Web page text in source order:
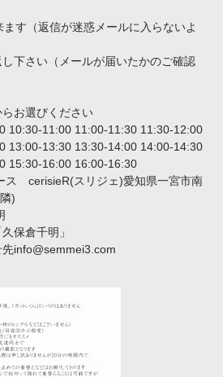
す（返信が迷惑メールに入らないよ
下さい（メールが届いたかのご確認
らお選びください
10:30-11:00 11:00-11:30 11:30-12:00
13:00-13:30 13:30-14:00 14:00-14:30
15:30-16:00 16:00-16:30
ス cerisieR(スリジェ)愛知県一宮市南
)
保倉千明」
先info@semmei3.com